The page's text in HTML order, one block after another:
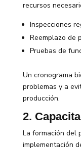
recursos
Inspecciones
Reemplazo de
Pruebas de
Un cronograma
problemas y a
producción.
2.
La formación del
implementación